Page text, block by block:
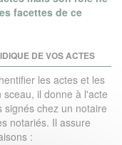
facettes de ce
DE VOS ACTES
les actes et les
il donne à l'acte
chez un notaire
notariés. Il assure
: